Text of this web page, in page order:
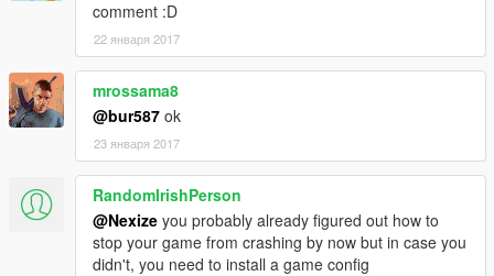
comment :D
22 января 2017
mrossama8
@bur587 ok
23 января 2017
RandomIrishPerson
@Nexize you probably already figured out how to
stop your game from crashing by now but in case you
didn't, you need to install a game config